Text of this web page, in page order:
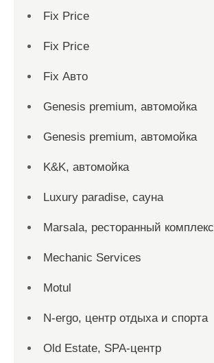
Fix Price
Fix Price
Fix Авто
Genesis premium, автомойка
Genesis premium, автомойка
K&K, автомойка
Luxury paradise, сауна
Marsala, ресторанный комплекс
Mechanic Services
Motul
N-ergo, центр отдыха и спорта
Old Estate, SPA-центр